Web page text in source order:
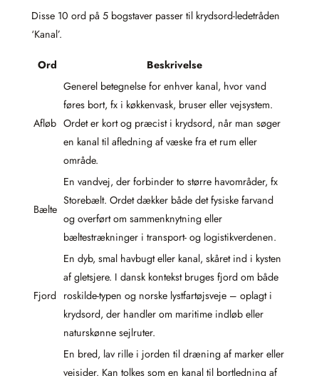
Disse 10 ord på 5 bogstaver passer til krydsord-ledetråden
‘Kanal’.
Ord Beskrivelse
Afløb
Generel betegnelse for enhver kanal, hvor vand
føres bort, fx i køkkenvask, bruser eller vejsystem.
Ordet er kort og præcist i krydsord, når man søger
en kanal til afledning af væske fra et rum eller
område.
Bælte
En vandvej, der forbinder to større havområder, fx
Storebælt. Ordet dækker både det fysiske farvand
og overført om sammenknytning eller
bæltestrækninger i transport- og logistikverdenen.
Fjord
En dyb, smal havbugt eller kanal, skåret ind i kysten
af gletsjere. I dansk kontekst bruges fjord om både
roskilde-typen og norske lystfartøjsveje – oplagt i
krydsord, der handler om maritime indløb eller
naturskønne sejlruter.
En bred, lav rille i jorden til dræning af marker eller
vejsider. Kan tolkes som en kanal til bortledning af